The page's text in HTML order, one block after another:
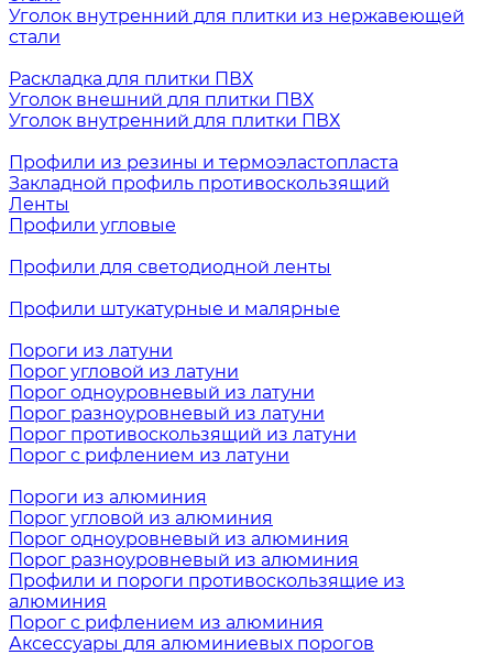
Уголок внутренний для плитки из нержавеющей
стали
Раскладка для плитки ПВХ
Уголок внешний для плитки ПВХ
Уголок внутренний для плитки ПВХ
Профили из резины и термоэластопласта
Закладной профиль противоскользящий
Ленты
Профили угловые
Профили для светодиодной ленты
Профили штукатурные и малярные
Пороги из латуни
Порог угловой из латуни
Порог одноуровневый из латуни
Порог разноуровневый из латуни
Порог противоскользящий из латуни
Порог с рифлением из латуни
Пороги из алюминия
Порог угловой из алюминия
Порог одноуровневый из алюминия
Порог разноуровневый из алюминия
Профили и пороги противоскользящие из
алюминия
Порог с рифлением из алюминия
Аксессуары для алюминиевых порогов